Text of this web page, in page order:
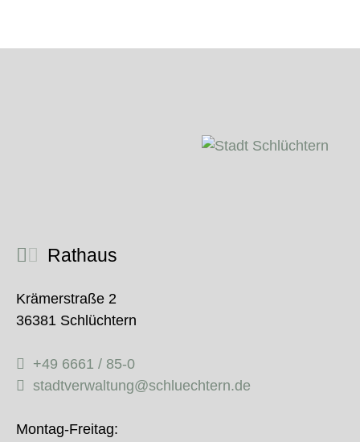
Rathaus
Krämerstraße 2
36381 Schlüchtern
+49 6661 / 85-0
stadtverwaltung@schluechtern.de
Montag-Freitag: